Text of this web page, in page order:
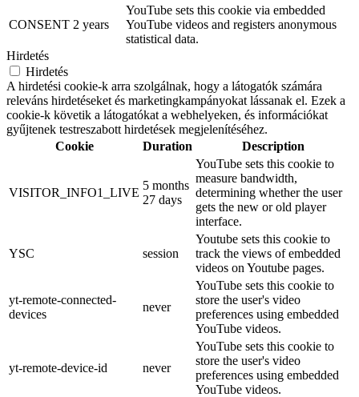
CONSENT 2 years
YouTube sets this cookie via embedded
YouTube videos and registers anonymous
statistical data.
Hirdetés
Hirdetés
A hirdetési cookie-k arra szolgálnak, hogy a látogatók számára
releváns hirdetéseket és marketingkampányokat lássanak el. Ezek a
cookie-k követik a látogatókat a webhelyeken, és információkat
gyűjtenek testreszabott hirdetések megjelenítéséhez.
Cookie
Duration Description
VISITOR_INFO1_LIVE
5 months
27 days
YouTube sets this cookie to
measure bandwidth,
determining whether the user
gets the new or old player
interface.
YSC session
Youtube sets this cookie to
track the views of embedded
videos on Youtube pages.
yt-remote-connected-
devices
never
YouTube sets this cookie to
store the user's video
preferences using embedded
YouTube videos.
yt-remote-device-id never
YouTube sets this cookie to
store the user's video
preferences using embedded
YouTube videos.